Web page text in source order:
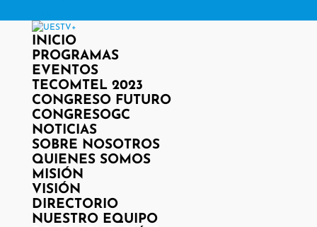
INICIO
PROGRAMAS
EVENTOS
TECOMTEL 2023
CONGRESO FUTURO
CONGRESOGC
NOTICIAS
SOBRE NOSOTROS
QUIENES SOMOS
MISIÓN
VISIÓN
DIRECTORIO
NUESTRO EQUIPO